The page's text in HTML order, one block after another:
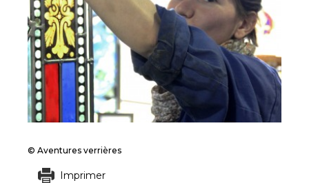
© Aventures verrières
Imprimer